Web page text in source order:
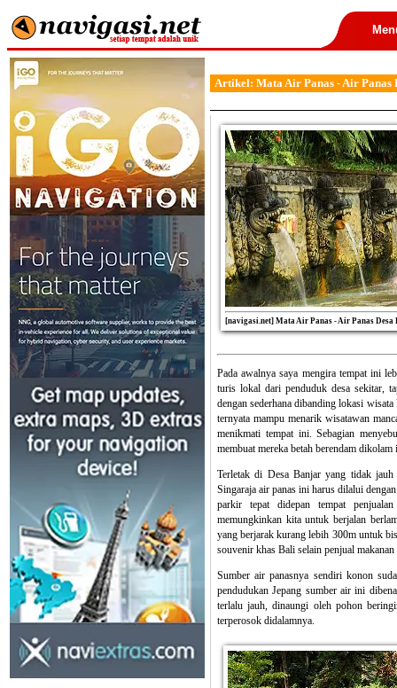
Artikel: Mata Air Panas - Air Panas
[navigasi.net] Mata Air Panas - Air Panas Desa
Pada awalnya saya mengira tempat ini
turis lokal dari penduduk desa sekitar,
dengan sederhana dibanding lokasi
ternyata mampu menarik wisatawan
menikmati tempat ini. Sebagian
membuat mereka betah berendam dikolam
Terletak di Desa Banjar yang tidak
Singaraja air panas ini harus dilalui
parkir tepat didepan tempat
memungkinkan kita untuk berjalan
yang berjarak kurang lebih 300m untuk
souvenir khas Bali selain penjual
Sumber air panasnya sendiri konon
pendudukan Jepang sumber air ini
terlalu jauh, dinaungi oleh pohon
terperosok didalamnya.